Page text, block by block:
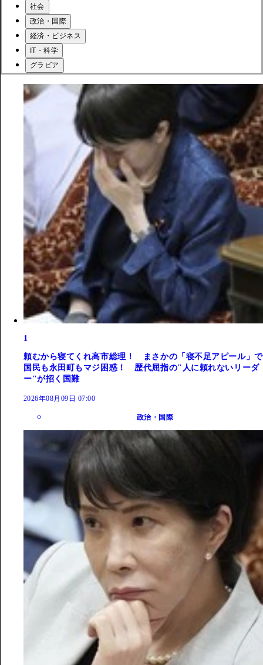
社会
政治・国際
経済・ビジネス
IT・科学
グラビア
1
頼むから寝てくれ高市総理！ まさかの「寝不足アピール」で
国民も永田町もマジ困惑！ 歴代屈指の"人に頼れないリーダ
ー"が招く国難
2026年08月09日 07:00
政治・国際